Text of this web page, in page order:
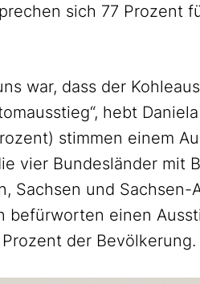
sich 77 Prozent
war, dass der
hebt
stimmen einem
vier Bundesländer mit
Sachsen und Sachsen-
befürworten einen
der Bevölkerung.